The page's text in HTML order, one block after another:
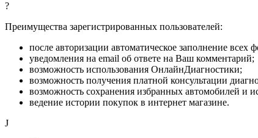
?
Преимущества зарегистрированных пользователей:
после авторизации автоматическое заполнение всех
уведомления на email об ответе на Ваш комментарий;
возможность использования ОнлайнДиагностики;
возможность получения платной консультации
возможность сохранения избранных автомобилей и
ведение истории покупок в интернет магазине.
J